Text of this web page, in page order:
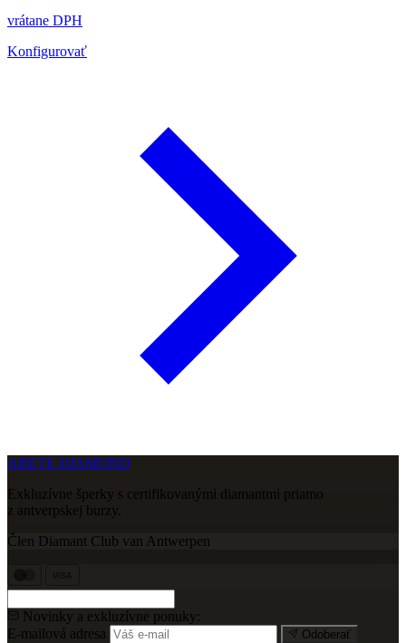
vrátane DPH
Konfigurovať
ARETE DIAMOND
Exkluzívne šperky s certifikovanými diamantmi priamo
z antverpskej burzy.
Člen Diamant Club van Antwerpen
Novinky a exkluzívne ponuky:
E-mailová adresa
Odoberať